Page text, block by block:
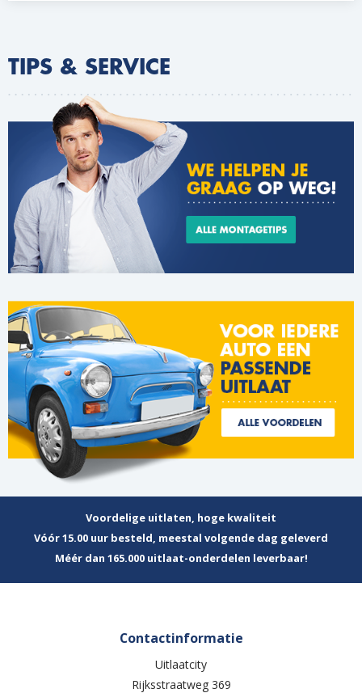
TIPS & SERVICE
Voordelige uitlaten, hoge kwaliteit
Vóór 15.00 uur besteld, meestal volgende dag geleverd
Méér dan 165.000 uitlaat-onderdelen leverbaar!
Contactinformatie
Uitlaatcity
Rijksstraatweg 369